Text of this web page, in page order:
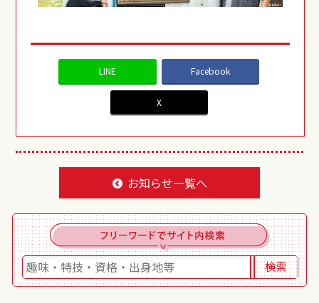
LINE Facebook
X
お知らせ一覧へ